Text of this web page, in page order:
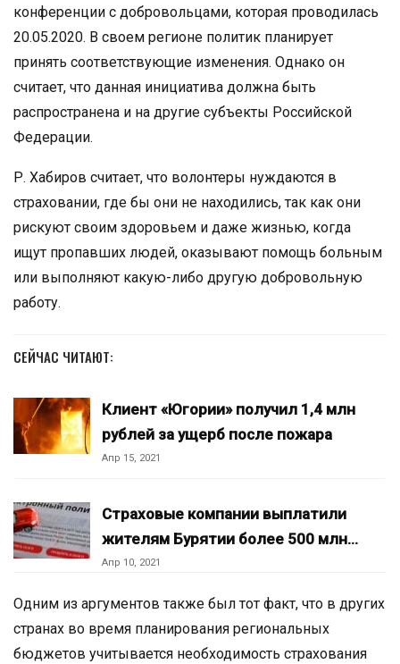
конференции с добровольцами, которая проводилась
20.05.2020. В своем регионе политик планирует
принять соответствующие изменения. Однако он
считает, что данная инициатива должна быть
распространена и на другие субъекты Российской
Федерации.
Р. Хабиров считает, что волонтеры нуждаются в
страховании, где бы они не находились, так как они
рискуют своим здоровьем и даже жизнью, когда
ищут пропавших людей, оказывают помощь больным
или выполняют какую-либо другую добровольную
работу.
СЕЙЧАС ЧИТАЮТ:
Клиент «Югории» получил 1,4 млн
рублей за ущерб после пожара
Апр 15, 2021
Страховые компании выплатили
жителям Бурятии более 500 млн…
Апр 10, 2021
Одним из аргументов также был тот факт, что в других
странах во время планирования региональных
бюджетов учитывается необходимость страхования